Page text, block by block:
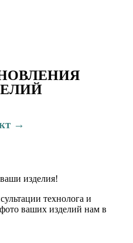
→
изделия!
технолога и
ваших изделий нам в